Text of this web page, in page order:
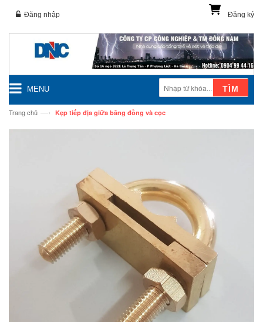
Đăng ký
Đăng nhập
MENU TÌM
Trang chủ —› Kẹp tiếp địa giữa băng đồng và cọc